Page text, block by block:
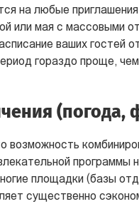
на любые
или мая с массовыми
ваших гостей
гораздо проще,
(погода,
возможность
программы
площадки (базы
существенно